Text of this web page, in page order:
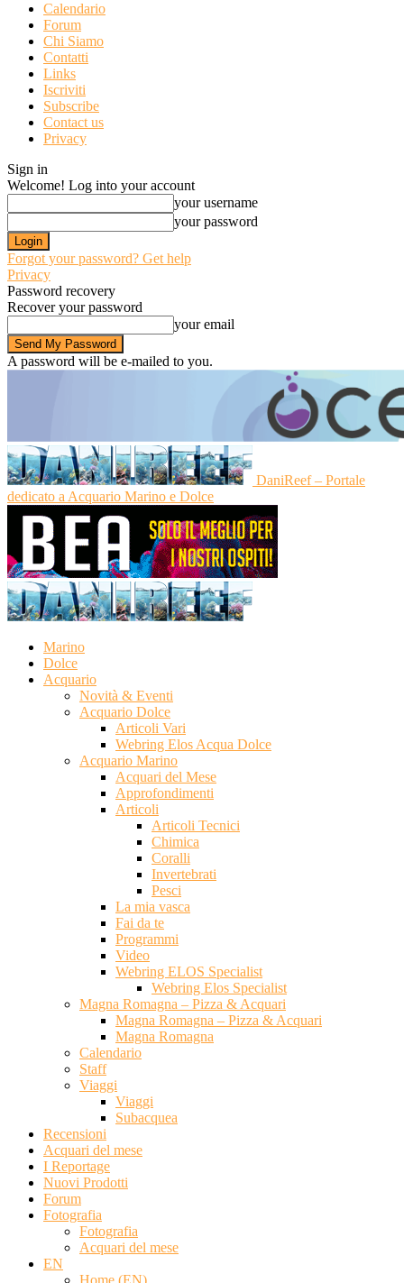
Calendario
Forum
Chi Siamo
Contatti
Links
Iscriviti
Subscribe
Contact us
Privacy
Sign in
Welcome! Log into your account
your username
your password
Forgot your password? Get help
Privacy
Password recovery
Recover your password
your email
A password will be e-mailed to you.
DaniReef – Portale
dedicato a Acquario Marino e Dolce
Marino
Dolce
Acquario
Novità & Eventi
Acquario Dolce
Articoli Vari
Webring Elos Acqua Dolce
Acquario Marino
Acquari del Mese
Approfondimenti
Articoli
Articoli Tecnici
Chimica
Coralli
Invertebrati
Pesci
La mia vasca
Fai da te
Programmi
Video
Webring ELOS Specialist
Webring Elos Specialist
Magna Romagna – Pizza & Acquari
Magna Romagna – Pizza & Acquari
Magna Romagna
Calendario
Staff
Viaggi
Viaggi
Subacquea
Recensioni
Acquari del mese
I Reportage
Nuovi Prodotti
Forum
Fotografia
Fotografia
Acquari del mese
EN
Home (EN)